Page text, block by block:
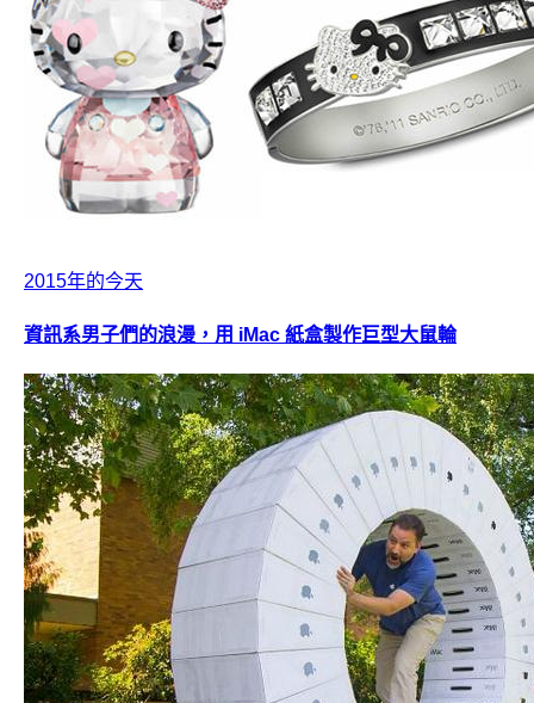
2015年的今天
資訊系男子們的浪漫，用 iMac 紙盒製作巨型大鼠輪